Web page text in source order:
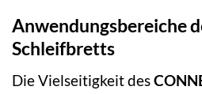
Anwendungsbereiche
Schleifbretts
Die Vielseitigkeit des